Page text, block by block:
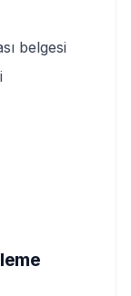
belgesi